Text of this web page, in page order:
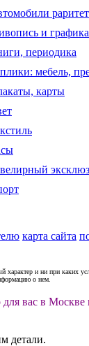
раритет
и графика
периодика
мебель,
карты
карта сайта
и ни при
о нем.
вас в
детали.